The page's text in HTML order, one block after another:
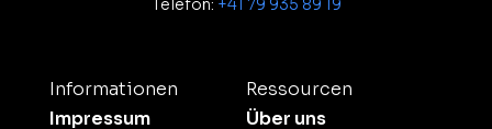
Telefon: +41 79 935 89 19
Informationen
Impressum
Ressourcen
Über uns